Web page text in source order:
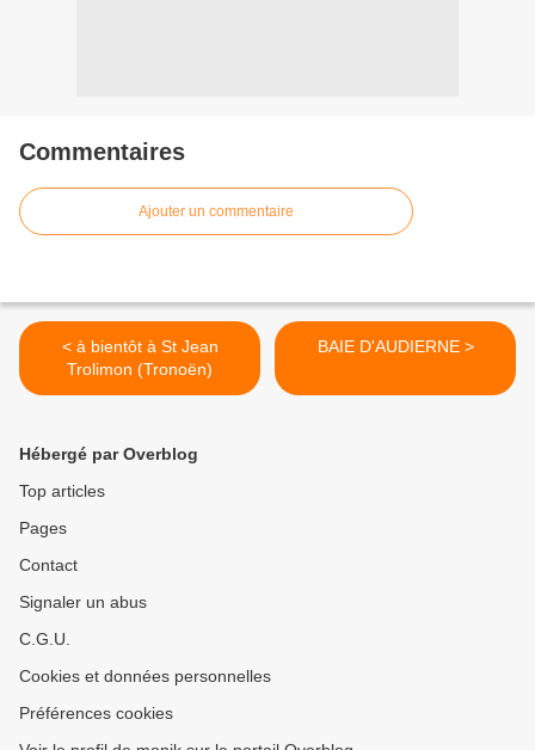
Commentaires
Ajouter un commentaire
< à bientôt à St Jean
Trolimon (Tronoën)
BAIE D'AUDIERNE >
Hébergé par Overblog
Top articles
Pages
Contact
Signaler un abus
C.G.U.
Cookies et données personnelles
Préférences cookies